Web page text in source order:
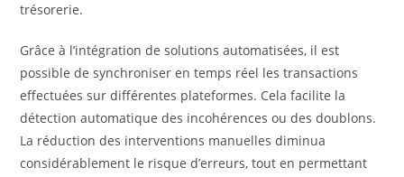
trésorerie.
Grâce à l’intégration de solutions automatisées, il est
possible de synchroniser en temps réel les transactions
effectuées sur différentes plateformes. Cela facilite la
détection automatique des incohérences ou des doublons.
La réduction des interventions manuelles diminua
considérablement le risque d’erreurs, tout en permettant